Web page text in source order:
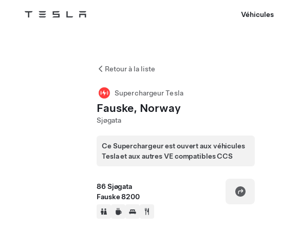
Tesla Véhicules
Retour à la liste
Superchargeur Tesla
Fauske, Norway
Sjøgata
Ce Superchargeur est ouvert aux véhicules
Tesla et aux autres VE compatibles CCS
86 Sjøgata
Fauske 8200